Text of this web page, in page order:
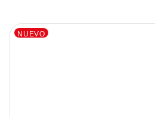
NUEVO